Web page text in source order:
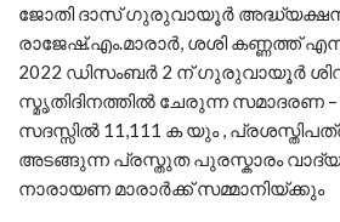
ജോതി ദാസ് ഗുരുവായൂർ
രാജേഷ്.എം.മാരാർ, ശശി കണ്ണത്ത്
2022 ഡിസംബർ 2 ന് ഗുരുവായൂർ
സ്മൃതിദിനത്തിൽ ചേരുന്ന
സദസ്സിൽ 11,111 ക യും ,
അടങ്ങുന്ന പ്രസ്തുത പുരസ്കാരം
നാരായണ മാരാർക്ക് സമ്മാനിയ്ക്കും